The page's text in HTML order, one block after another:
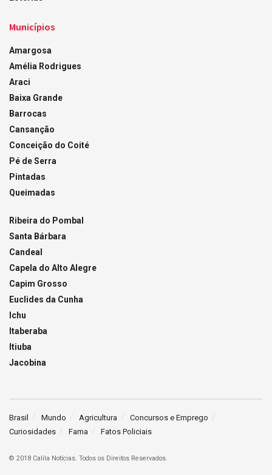
Municípios
Amargosa
Amélia Rodrigues
Araci
Baixa Grande
Barrocas
Cansanção
Conceição do Coité
Pé de Serra
Pintadas
Queimadas
Ribeira do Pombal
Santa Bárbara
Candeal
Capela do Alto Alegre
Capim Grosso
Euclides da Cunha
Ichu
Itaberaba
Itiuba
Jacobina
Brasil Mundo Agricultura
Concursos e Emprego
Curiosidades
Fama Fatos Policiais
© 2018 Calila Notícias. Todos os Direitos Reservados.